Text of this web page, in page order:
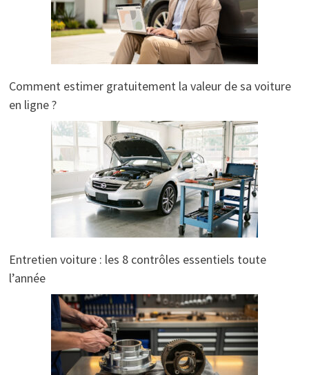
Comment estimer gratuitement la valeur de sa voiture
en ligne ?
Entretien voiture : les 8 contrôles essentiels toute
l’année